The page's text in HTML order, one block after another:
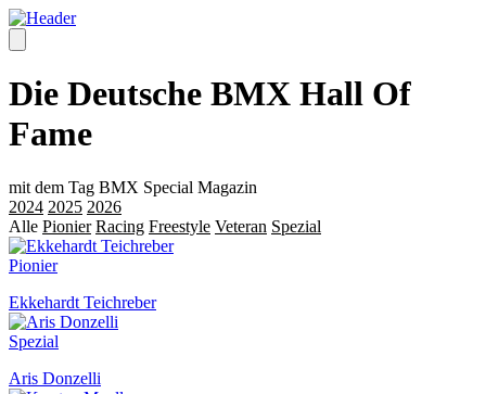
Die Deutsche BMX Hall Of
Fame
mit dem Tag BMX Special Magazin
2024 2025 2026
Alle Pionier Racing Freestyle Veteran Spezial
Pionier
Ekkehardt Teichreber
Spezial
Aris Donzelli